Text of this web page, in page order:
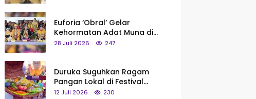
Euforia ‘Obral’ Gelar
Kehormatan Adat Muna di
Silaturahmi KKMM, Ridwan Bae:
28 Juli 2026 247
Duruka Suguhkan Ragam
Pangan Lokal di Festival
Liangkobhori, Dari Umbi Rebus
12 Juli 2026 230